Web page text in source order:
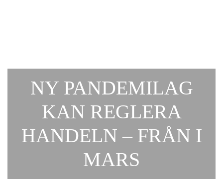
NY PANDEMILAG
KAN REGLERA
HANDELN – FRÅN I
MARS